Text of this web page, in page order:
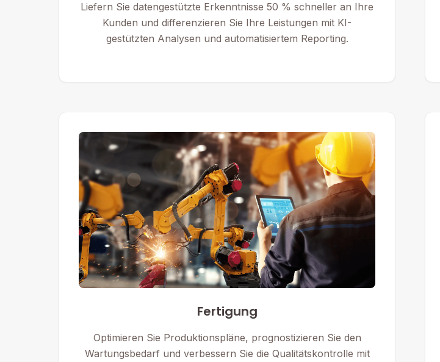
Liefern Sie datengestützte Erkenntnisse 50 % schneller an Ihre
Kunden und differenzieren Sie Ihre Leistungen mit KI-
gestützten Analysen und automatisiertem Reporting.
Fertigung
Optimieren Sie Produktionspläne, prognostizieren Sie den
Wartungsbedarf und verbessern Sie die Qualitätskontrolle mit